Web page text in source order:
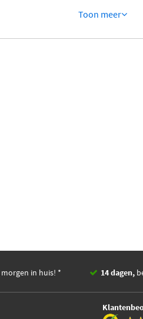
Toon meer
morgen in huis! * 14 dagen,